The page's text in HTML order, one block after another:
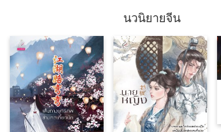
นวนิยายจีน